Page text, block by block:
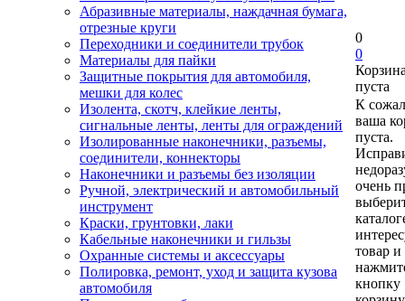
Абразивные материалы, наждачная бумага,
отрезные круги
Переходники и соединители трубок
Материалы для пайки
Защитные покрытия для автомобиля,
мешки для колес
Изолента, скотч, клейкие ленты,
сигнальные ленты, ленты для ограждений
Изолированные наконечники, разъемы,
соединители, коннекторы
Наконечники и разъемы без изоляции
Ручной, электрический и автомобильный
инструмент
Краски, грунтовки, лаки
Кабельные наконечники и гильзы
Охранные системы и аксессуары
Полировка, ремонт, уход и защита кузова
автомобиля
0
0
пуста
К
ваша
пуста.
очень
товар и
кнопку